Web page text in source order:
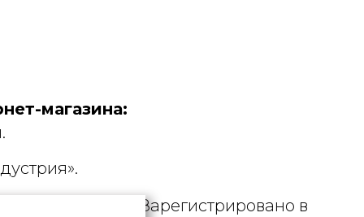
магазина:
190729471. Зарегистрировано в